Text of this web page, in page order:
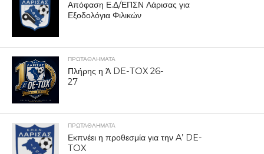
Απόφαση Ε.Δ/ΕΠΣΝ Λάρισας για
Εξοδολόγια Φιλικών
ΠΡΩΤΑΘΛΉΜΑΤΑ
Πλήρης η Ά DE-TOX 26-
27
ΠΡΩΤΑΘΛΉΜΑΤΑ
Εκπνέει η προθεσμία για την A’ DE-
TOX